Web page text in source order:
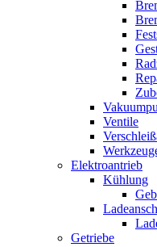
Ventile
Elektroantrieb
Kühlung
Getriebe